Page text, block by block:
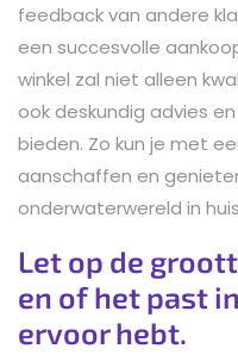
feedback van andere
een succesvolle
winkel zal niet alleen
ook deskundig advies
bieden. Zo kun je met
aanschaffen en
onderwaterwereld in
Let op de
en of het past
ervoor hebt.